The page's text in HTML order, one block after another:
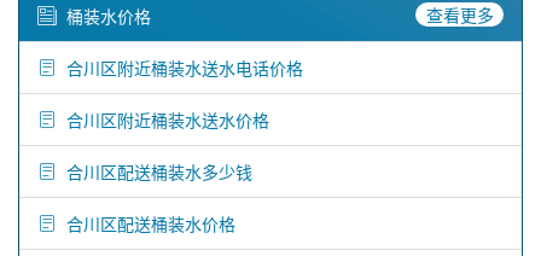
桶装水价格 查看更多
合川区附近桶装水送水电话价格
合川区附近桶装水送水价格
合川区配送桶装水多少钱
合川区配送桶装水价格